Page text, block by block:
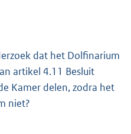
dat het Dolfinarium
artikel 4.11 Besluit
Kamer delen, zodra het
niet?